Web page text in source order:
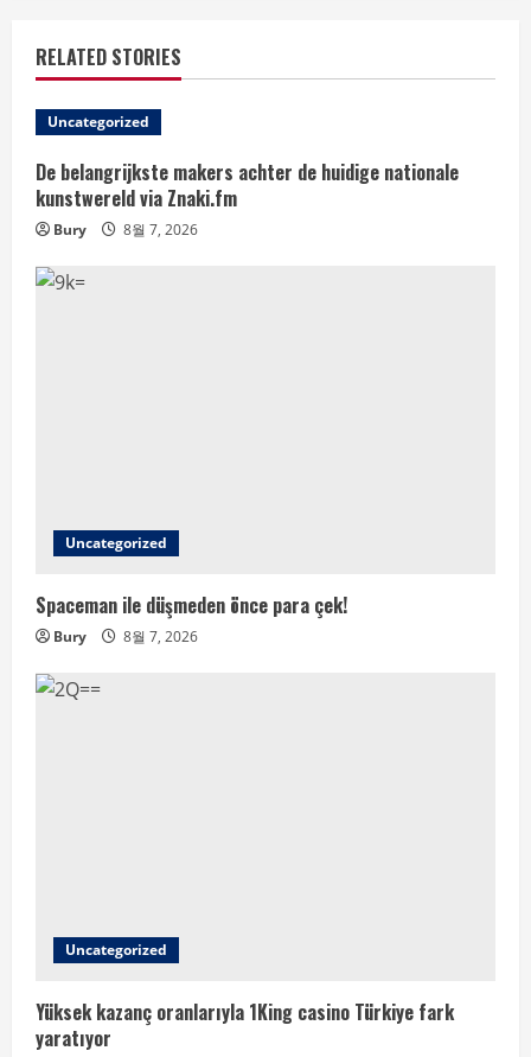
RELATED STORIES
Uncategorized
De belangrijkste makers achter de huidige nationale
kunstwereld via Znaki.fm
Bury 8월 7, 2026
Uncategorized
Spaceman ile düşmeden önce para çek!
Bury 8월 7, 2026
Uncategorized
Yüksek kazanç oranlarıyla 1King casino Türkiye fark
yaratıyor